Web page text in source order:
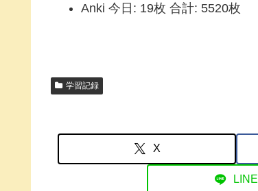
Anki 今日: 19枚 合計: 5520枚
学習記録
X
LINE